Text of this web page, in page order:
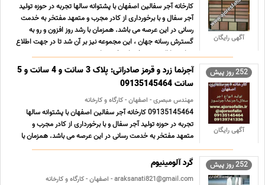
آگهی رایگان
کارخانه آجر سفالین اصفهان با پشتوانه سالها تجربه در حوزه تولید
آجر سفال و با برخورداری از کادر مجرب و متعهد مفتخر به خدمت
رسانی در این عرصه می باشد. همزمان با رشد روز افزون و رو به
گسترش رسانه جهان ، این مجموعه نیز بر آن شد تا در جهت اطلاع
رسانی و ارائه وسیع خدمات خود ، با بهره و ... ...
252 روز پیش
آگهی رایگان
آجرنما زرد و قرمز صادراتی: پلاک 3 سانت و 4 سانت و 5
سانت 09135145464
مهندس مبصری - اصفهان - کارگاه و کارخانه
09135145464 کارخانه آجر سفالین اصفهان با پشتوانه سالها
تجربه در حوزه تولید آجر سفال و با برخورداری از کادر مجرب و
متعهد مفتخر به خدمت رسانی در این عرصه می باشد. همزمان با
رشد روز افزون و رو به گسترش رسانه جهان شمول اینترنت ، این
مجموعه نیز بر آن شد تا در جهت اطلاع رسانی و ارائه و ... ...
252 روز پیش گرد آلومینیوم
araksanati821@gmail.com - اصفهان - کارگاه و کارخانه